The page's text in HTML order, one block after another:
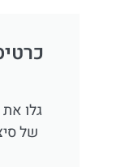
גלו
של